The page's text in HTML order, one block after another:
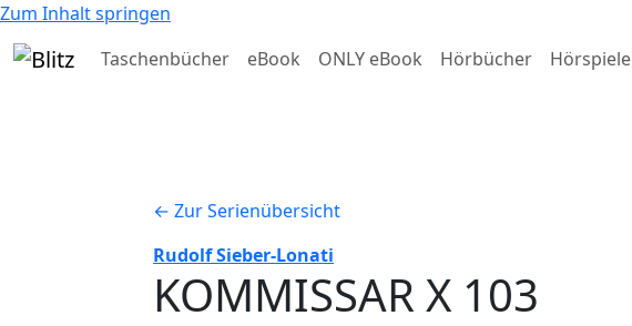
Zum Inhalt springen
Taschenbücher
eBook ONLY eBook Hörbücher Hörspiele
← Zur Serienübersicht
Rudolf Sieber-Lonati
KOMMISSAR X 103